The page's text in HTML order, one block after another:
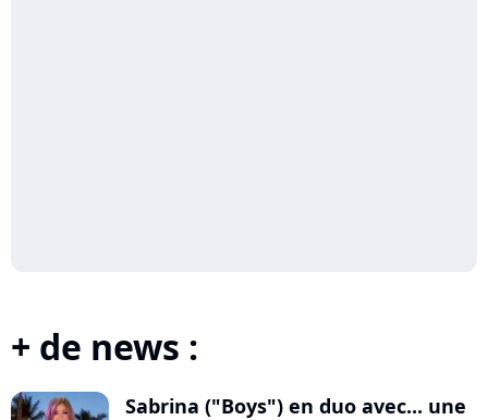
+ de news :
Sabrina ("Boys") en duo avec... une